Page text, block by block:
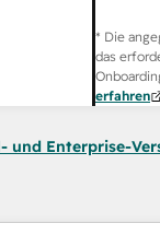
* Die
das
erfahren
und Enterprise-